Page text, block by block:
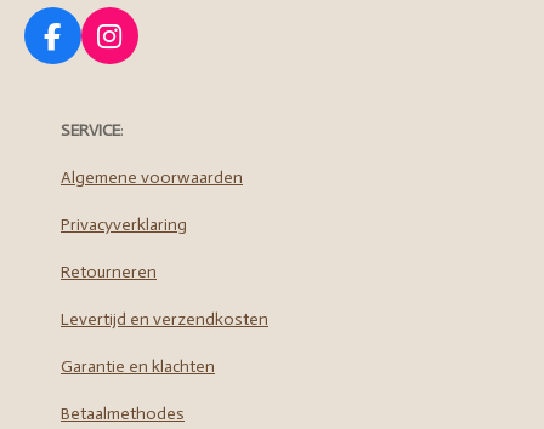
F
a
e
o
k
I
n
t
g
a
SERVICE:
Algemene voorwaarden
Privacyverklaring
Retourneren
Levertijd en verzendkosten
Garantie en klachten
Betaalmethodes